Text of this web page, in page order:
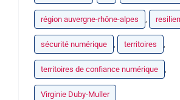
région auvergne-rhône-alpes ,
sécurité numérique , territoires ,
territoires de confiance numérique ,
Virginie Duby-Muller